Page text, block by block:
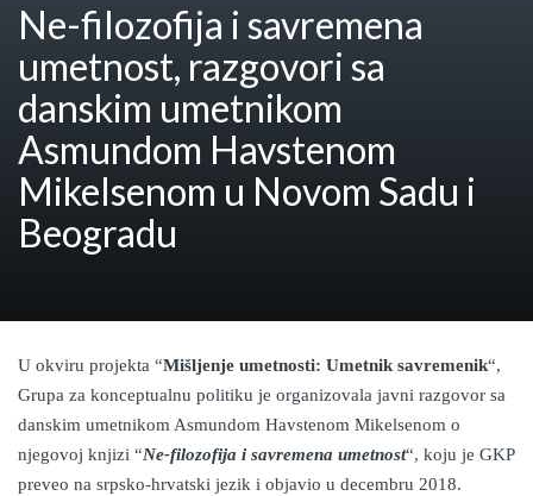
Ne-filozofija i savremena
umetnost, razgovori sa
danskim umetnikom
Asmundom Havstenom
Mikelsenom u Novom Sadu i
Beogradu
U okviru projekta “Mišljenje umetnosti: Umetnik savremenik“,
Grupa za konceptualnu politiku je organizovala javni razgovor sa
danskim umetnikom Asmundom Havstenom Mikelsenom o
njegovoj knjizi “Ne-filozofija i savremena umetnost“, koju je GKP
preveo na srpsko-hrvatski jezik i objavio u decembru 2018.